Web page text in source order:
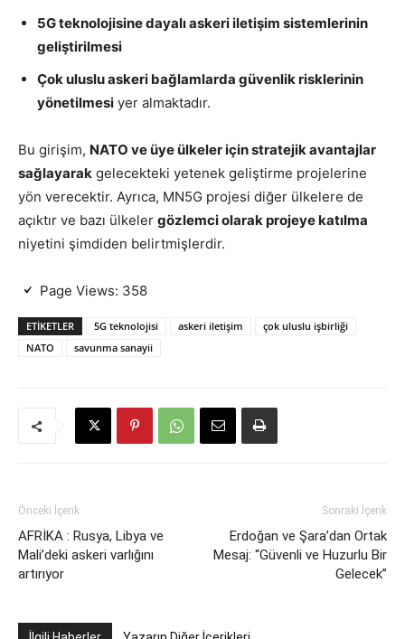
5G teknolojisine dayalı askeri iletişim sistemlerinin
geliştirilmesi
Çok uluslu askeri bağlamlarda güvenlik risklerinin
yönetilmesi yer almaktadır.
Bu girişim, NATO ve üye ülkeler için stratejik avantajlar
sağlayarak gelecekteki yetenek geliştirme projelerine
yön verecektir. Ayrıca, MN5G projesi diğer ülkelere de
açıktır ve bazı ülkeler gözlemci olarak projeye katılma
niyetini şimdiden belirtmişlerdir.
Page Views: 358
ETIKETLER 5G teknolojisi askeri iletişim
çok uluslu işbirliği
NATO
savunma sanayii
Önceki İçerik
AFRİKA : Rusya, Libya ve
Mali’deki askeri varlığını
artırıyor
Sonraki İçerik
Erdoğan ve Şara’dan Ortak
Mesaj: “Güvenli ve Huzurlu Bir
Gelecek”